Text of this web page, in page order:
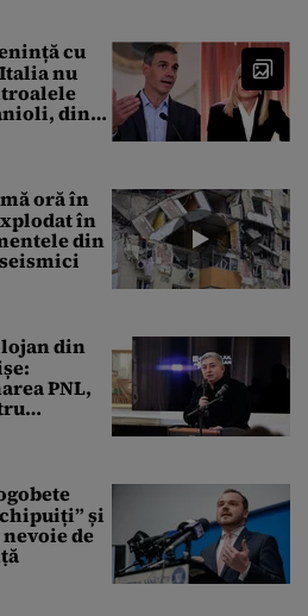
cu
nu
din
oră în
în
din
din
PNL,
și
de